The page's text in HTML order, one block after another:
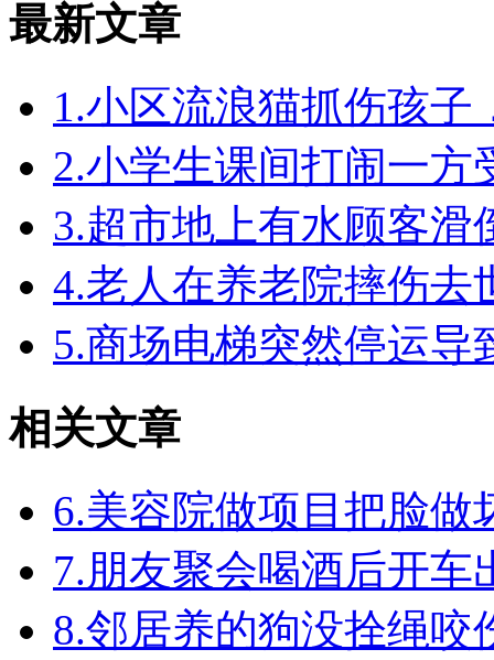
最新文章
1.小区流浪猫抓伤孩子
2.小学生课间打闹一
3.超市地上有水顾客
4.老人在养老院摔伤去
5.商场电梯突然停运
相关文章
6.美容院做项目把脸做
7.朋友聚会喝酒后开
8.邻居养的狗没拴绳